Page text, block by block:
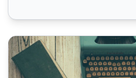
Les 5 meilleurs types d’articles de